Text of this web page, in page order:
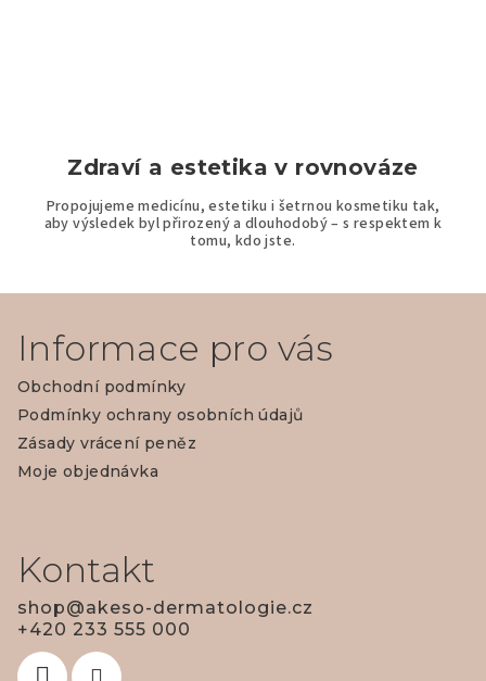
Zdraví a estetika v rovnováze
Propojujeme medicínu, estetiku i šetrnou kosmetiku tak,
aby výsledek byl přirozený a dlouhodobý – s respektem k
tomu, kdo jste.
Informace pro vás
Obchodní podmínky
Podmínky ochrany osobních údajů
Zásady vrácení peněz
Moje objednávka
Kontakt
shop@akeso-dermatologie.cz
+420 233 555 000